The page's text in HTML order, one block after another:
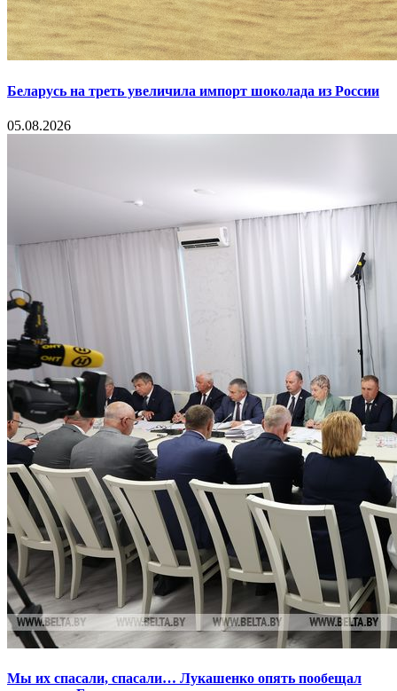
Беларусь на треть увеличила импорт шоколада из России
05.08.2026
Мы их спасали, спасали… Лукашенко опять пообещал